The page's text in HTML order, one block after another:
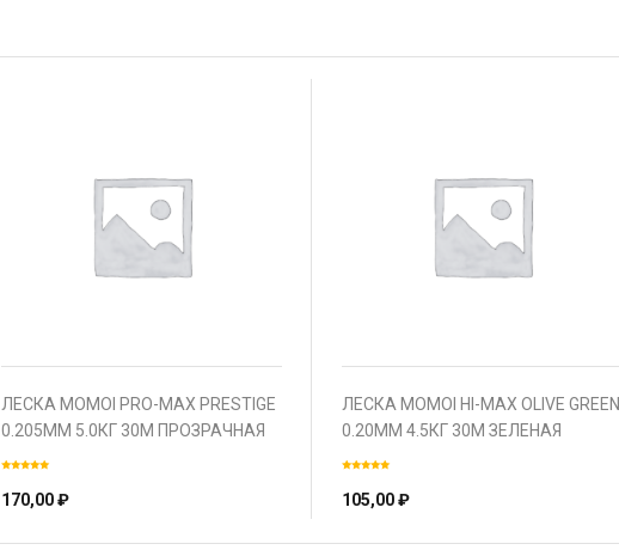
ЛЕСКА MOMOI PRO-MAX PRESTIGE
0.205ММ 5.0КГ 30М ПРОЗРАЧНАЯ
170,00₽
ЛЕСКА MOMOI HI-MAX OLIVE GREEN
0.20ММ 4.5КГ 30М ЗЕЛЕНАЯ
105,00₽